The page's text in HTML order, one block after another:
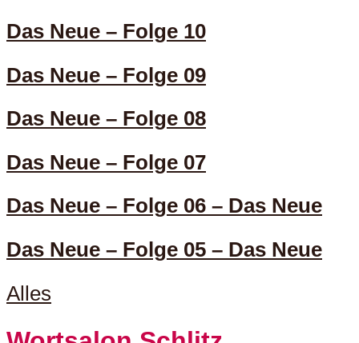
Das Neue – Folge 10
Das Neue – Folge 09
Das Neue – Folge 08
Das Neue – Folge 07
Das Neue – Folge 06 – Das Neue
Das Neue – Folge 05 – Das Neue
Alles